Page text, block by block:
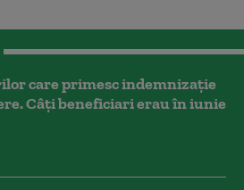
care primesc indemnizaţie
Câți beneficiari erau în iunie